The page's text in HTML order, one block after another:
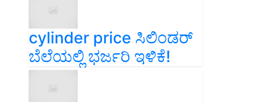
cylinder price ಸಿಲಿಂಡರ್‌
ಬೆಲೆಯಲ್ಲಿ ಭರ್ಜರಿ ಇಳಿಕೆ!